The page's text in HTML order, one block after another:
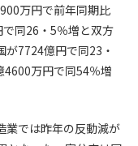
万円で前年同期比
同26・5％増と双方
7724億円で同23・
万円で同54％増
業では昨年の反動減が
ます。
場合
った場合
会員申込手続き処
と判断した場合